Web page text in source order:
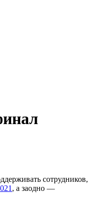
сотрудников,
, а заодно —